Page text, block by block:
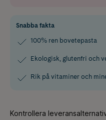
Snabba fakta
100% ren bovetepasta
Ekologisk, glutenfri och
Rik på vitaminer och